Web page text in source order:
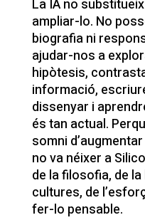
La IA no
ampliar-lo. No
biografia ni
ajudar-nos a
hipòtesis,
informació,
dissenyar i
és tan actual.
somni
no va néixer a
de la filosofia, de
cultures, de
fer-lo pensable.